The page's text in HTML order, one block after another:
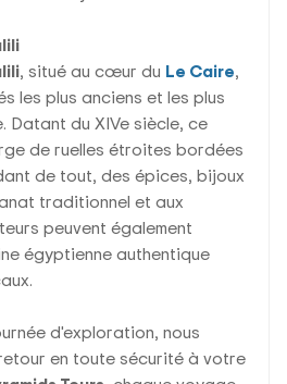
, situé au cœur du Le Caire,
les plus anciens et les plus
Datant du XIVe siècle, ce
de ruelles étroites bordées
de tout, des épices, bijoux
traditionnel et aux
peuvent également
égyptienne authentique
d'exploration, nous
en toute sécurité à votre